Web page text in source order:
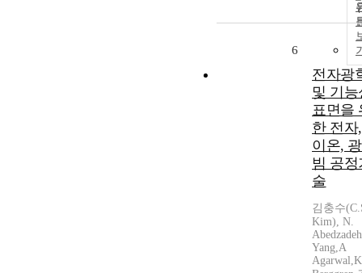
6
전자광
및 기능
표면을
한 전자,
이온,
빔 공정
술
김충수
Kim), N.
Yang,A